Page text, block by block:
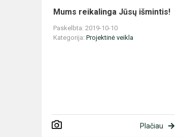
Mums reikalinga Jūsų išmintis!
Paskelbta: 2019-10-10
Kategorija: Projektinė veikla
Plačiau